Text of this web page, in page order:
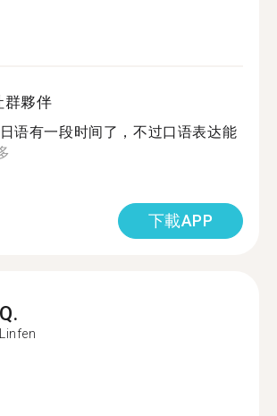
群夥伴
语有一段时间了，不过口语表达能
下載APP
Q.
Linfen